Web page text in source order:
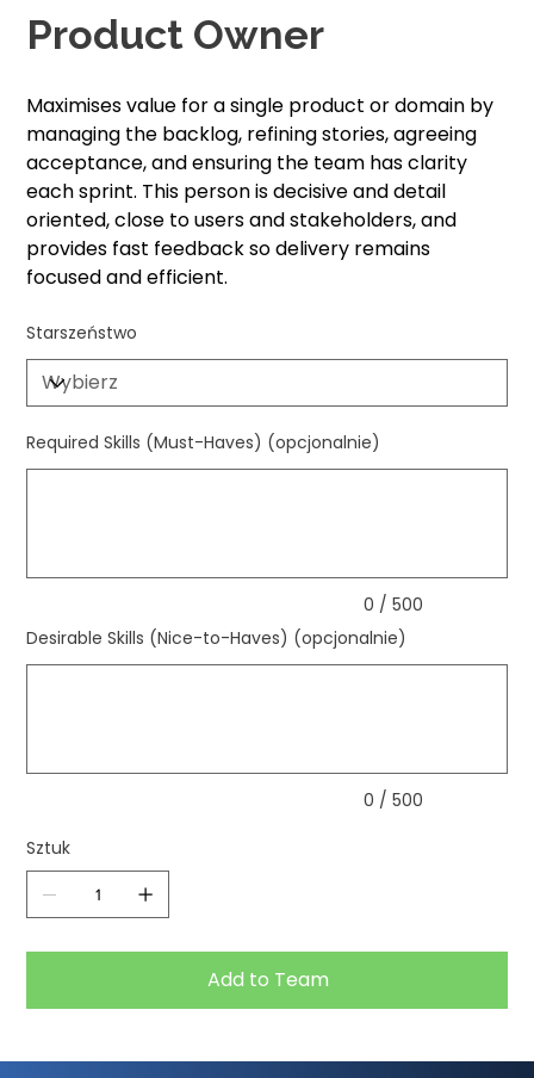
Product Owner
Maximises value for a single product or domain by
managing the backlog, refining stories, agreeing
acceptance, and ensuring the team has clarity
each sprint. This person is decisive and detail
oriented, close to users and stakeholders, and
provides fast feedback so delivery remains
focused and efficient.
Starszeństwo
Required Skills (Must-Haves) (opcjonalnie)
0 / 500
Desirable Skills (Nice-to-Haves) (opcjonalnie)
0 / 500
Sztuk
Add to Team